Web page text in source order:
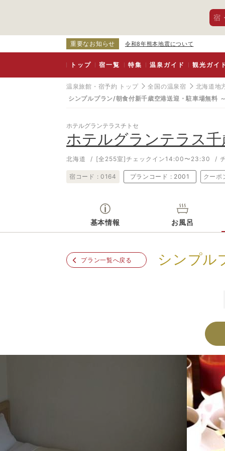
宿
重要なお知らせ 令和8年熊本地震について
トップ 宿一覧 特集 温泉ガイド 観光ガイ
温泉旅館・宿予約 トップ 全国の温泉宿
北海道地
シンプルプラン/朝食付新千歳空港送迎・駐車場無料
ホテルグランテラスチトセ
ホテルグランテラス千
北海道 [全255室]チェックイン14:00〜23:30
宿コード : 0164 プランコード : 2001 クーポ
基本情報 お風呂
プラン一覧へ戻る シンプル